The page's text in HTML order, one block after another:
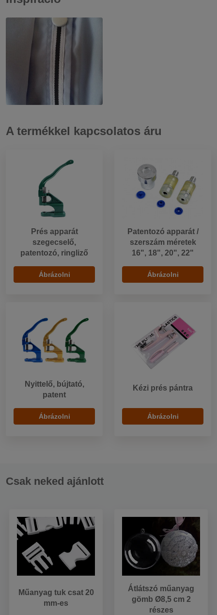
A termékkel kapcsolatos áru
Prés apparát
szegecselő,
patentozó, ringliző
Ábrázolni
Patentozó apparát /
szerszám méretek
16", 18", 20", 22"
Ábrázolni
Nyittelő, bújtató,
patent
Ábrázolni
Kézi prés pántra
Ábrázolni
Csak neked ajánlott
Műanyag tuk csat 20
mm-es
Átlátszó műanyag
gömb Ø8,5 cm 2
részes